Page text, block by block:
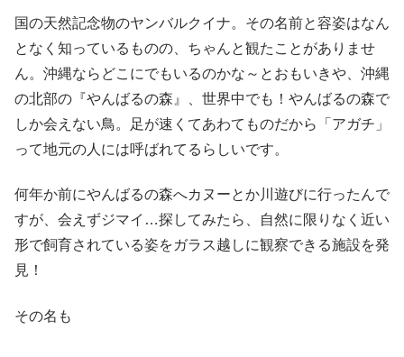
国の天然記念物のヤンバルクイナ。その名前と容姿はなん
となく知っているものの、ちゃんと観たことがありませ
ん。沖縄ならどこにでもいるのかな～とおもいきや、沖縄
の北部の『やんばるの森』、世界中でも！やんばるの森で
しか会えない鳥。足が速くてあわてものだから「アガチ」
って地元の人には呼ばれてるらしいです。
何年か前にやんばるの森へカヌーとか川遊びに行ったんで
すが、会えずジマイ…探してみたら、自然に限りなく近い
形で飼育されている姿をガラス越しに観察できる施設を発
見！
その名も